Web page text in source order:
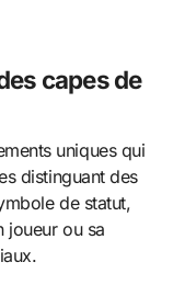
capes de
uniques qui
distinguant des
de statut,
joueur ou sa